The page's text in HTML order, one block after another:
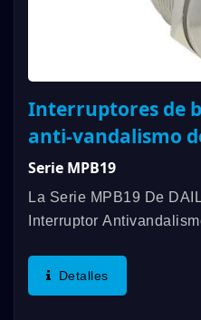
Interruptores de
anti-vandalismo
Serie MPB19
La Serie MPB19 De
Interruptor
3A/250VAC; 3A/28VDC.
Incluyen Una
Detalles